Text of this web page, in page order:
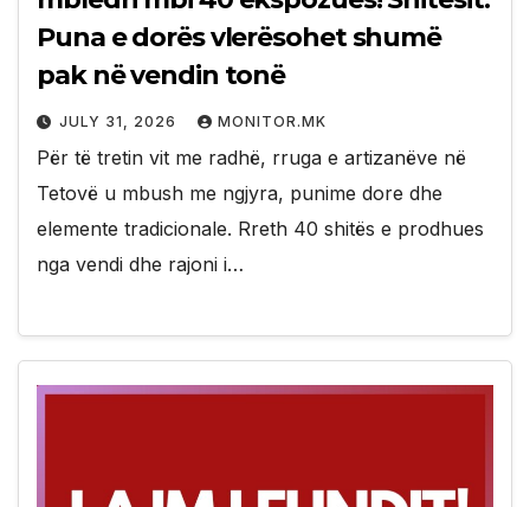
Puna e dorës vlerësohet shumë
pak në vendin tonë
JULY 31, 2026 MONITOR.MK
Për të tretin vit me radhë, rruga e artizanëve në
Tetovë u mbush me ngjyra, punime dore dhe
elemente tradicionale. Rreth 40 shitës e prodhues
nga vendi dhe rajoni i…